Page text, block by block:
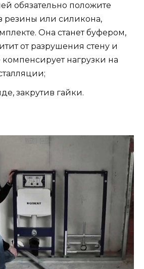
обязательно положите
резины или силикона,
Она станет буфером,
от разрушения стену и
компенсирует нагрузки на
закрутив гайки.